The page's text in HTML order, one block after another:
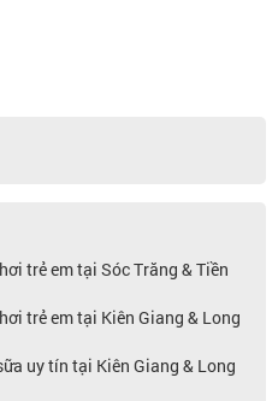
trẻ em tại Sóc Trăng & Tiền
trẻ em tại Kiên Giang & Long
uy tín tại Kiên Giang & Long